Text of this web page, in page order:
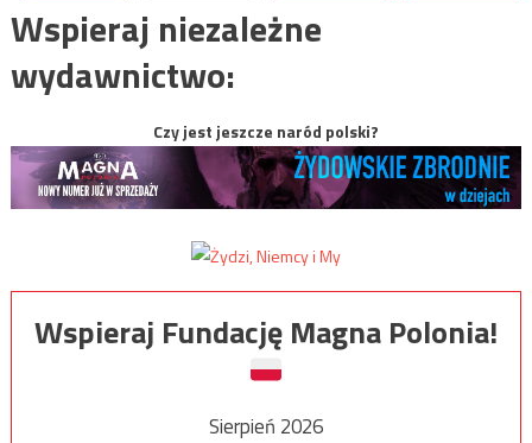
Wspieraj niezależne
wydawnictwo:
Czy jest jeszcze naród polski?
Wspieraj Fundację Magna Polonia!
Sierpień 2026